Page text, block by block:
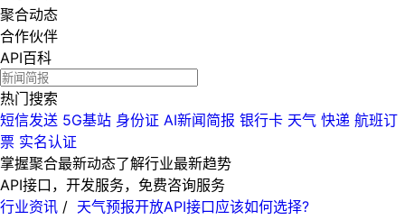
聚合动态
合作伙伴
API百科
热门搜索
短信发送 5G基站 身份证 AI新闻简报 银行卡 天气 快递 航班订
票 实名认证
掌握聚合最新动态了解行业最新趋势
API接口，开发服务，免费咨询服务
行业资讯 / 天气预报开放API接口应该如何选择?